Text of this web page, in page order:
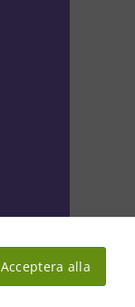
Facebook
Instagram
Acceptera alla